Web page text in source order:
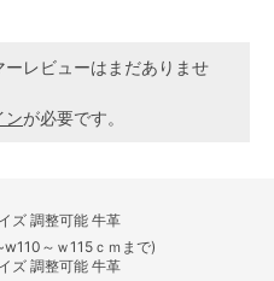
レビューはまだありませ
ンが必要です。
ズ 調整可能 牛革
～ｗ115ｃｍまで)
ズ 調整可能 牛革